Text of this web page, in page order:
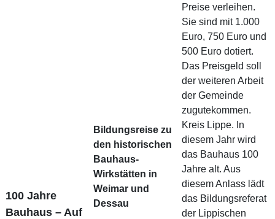
Preise verleihen.
Sie sind mit 1.000
Euro, 750 Euro und
500 Euro dotiert.
Das Preisgeld soll
der weiteren Arbeit
der Gemeinde
zugutekommen.
100 Jahre
Bauhaus – Auf
Bildungsreise zu
den historischen
Bauhaus-
Wirkstätten in
Weimar und
Dessau
Kreis Lippe. In
diesem Jahr wird
das Bauhaus 100
Jahre alt. Aus
diesem Anlass lädt
das Bildungsreferat
der Lippischen